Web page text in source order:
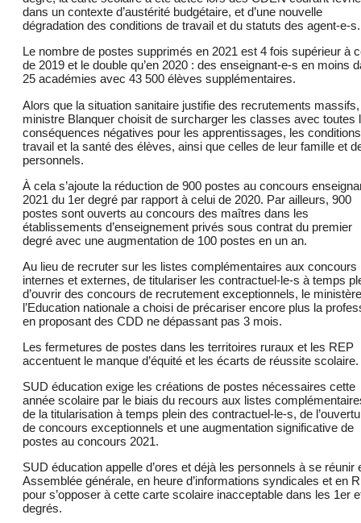
dans un contexte d’austérité budgétaire, et d’une nouvelle
dégradation des conditions de travail et du statuts des agent-e-s.
Le nombre de postes supprimés en 2021 est 4 fois supérieur à
de 2019 et le double qu’en 2020 : des enseignant-e-s en moins
25 académies avec 43 500 élèves supplémentaires.
Alors que la situation sanitaire justifie des recrutements
ministre Blanquer choisit de surcharger les classes avec toutes
conséquences négatives pour les apprentissages, les
travail et la santé des élèves, ainsi que celles de leur famille et
personnels.
À cela s’ajoute la réduction de 900 postes au concours
2021 du 1er degré par rapport à celui de 2020. Par ailleurs, 900
postes sont ouverts au concours des maîtres dans les
établissements d’enseignement privés sous contrat du premier
degré avec une augmentation de 100 postes en un an.
Au lieu de recruter sur les listes complémentaires aux concours
internes et externes, de titulariser les contractuel-le-s à temps
d’ouvrir des concours de recrutement exceptionnels, le
l’Education nationale a choisi de précariser encore plus la
en proposant des CDD ne dépassant pas 3 mois.
Les fermetures de postes dans les territoires ruraux et les REP
accentuent le manque d’équité et les écarts de réussite scolaire.
SUD éducation exige les créations de postes nécessaires cette
année scolaire par le biais du recours aux listes
de la titularisation à temps plein des contractuel-le-s, de
de concours exceptionnels et une augmentation significative de
postes au concours 2021.
SUD éducation appelle d’ores et déjà les personnels à se réunir
Assemblée générale, en heure d’informations syndicales et en
pour s’opposer à cette carte scolaire inacceptable dans les 1er
degrés.